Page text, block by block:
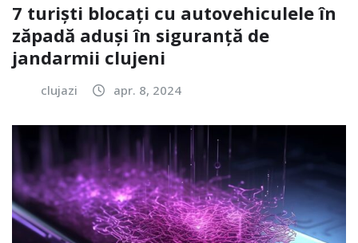
7 turiști blocați cu autovehiculele în
zăpadă aduși în siguranță de
jandarmii clujeni
clujazi apr. 8, 2024